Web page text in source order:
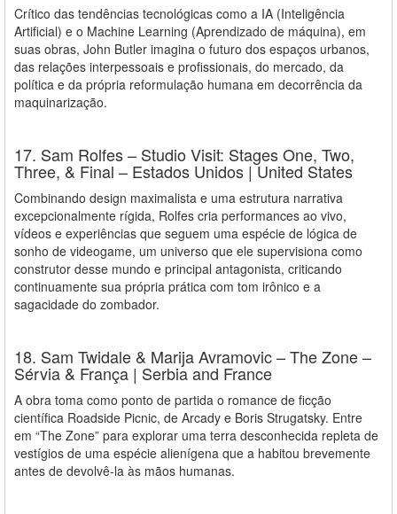
Crítico das tendências tecnológicas como a IA (Inteligência
Artificial) e o Machine Learning (Aprendizado de máquina), em
suas obras, John Butler imagina o futuro dos espaços urbanos,
das relações interpessoais e profissionais, do mercado, da
política e da própria reformulação humana em decorrência da
maquinarização.
17. Sam Rolfes – Studio Visit: Stages One, Two,
Three, & Final – Estados Unidos | United States
Combinando design maximalista e uma estrutura narrativa
excepcionalmente rígida, Rolfes cria performances ao vivo,
vídeos e experiências que seguem uma espécie de lógica de
sonho de videogame, um universo que ele supervisiona como
construtor desse mundo e principal antagonista, criticando
continuamente sua própria prática com tom irônico e a
sagacidade do zombador.
18. Sam Twidale & Marija Avramovic – The Zone –
Sérvia & França | Serbia and France
A obra toma como ponto de partida o romance de ficção
científica Roadside Picnic, de Arcady e Boris Strugatsky. Entre
em “The Zone” para explorar uma terra desconhecida repleta de
vestígios de uma espécie alienígena que a habitou brevemente
antes de devolvê-la às mãos humanas.